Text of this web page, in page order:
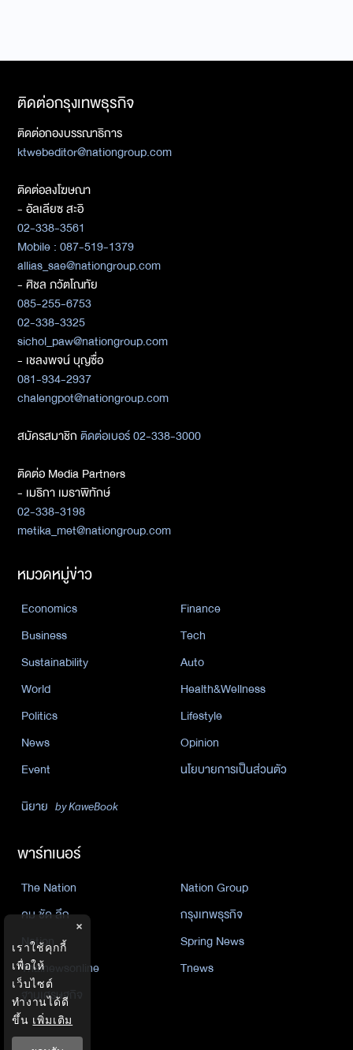
ติดต่อกรุงเทพธุรกิจ
ติดต่อกองบรรณาธิการ
ktwebeditor@nationgroup.com
ติดต่อลงโฆษณา
- อัลเลียซ สะอิ
02-338-3561
Mobile : 087-519-1379
allias_sae@nationgroup.com
- ศิชล ภวัตโณทัย
085-255-6753
02-338-3325
sichol_paw@nationgroup.com
- เชลงพจน์ บุญซื่อ
081-934-2937
chalengpot@nationgroup.com
สมัครสมาชิกติดต่อเบอร์ 02-338-3000
ติดต่อ Media Partners
- เมธิกา เมธาพิทักษ์
02-338-3198
metika_met@nationgroup.com
หมวดหมู่ข่าว
Economics
Finance
Business
Tech
Sustainability
Auto
World
Health&Wellness
Politics
Lifestyle
News
Opinion
Event
นโยบายการเป็นส่วนตัว
นิยาย by KaweBook
พาร์ทเนอร์
The Nation
Nation Group
คม ชัด ลึก
กรุงเทพธุรกิจ
Nation
Spring News
Thainewsonline
Tnews
ฐานเศรษฐกิจ
×
เราใช้คุกกี้
เพื่อให้
เว็บไซต์
ทำงานได้ดี
ขึ้น เพิ่มเติม